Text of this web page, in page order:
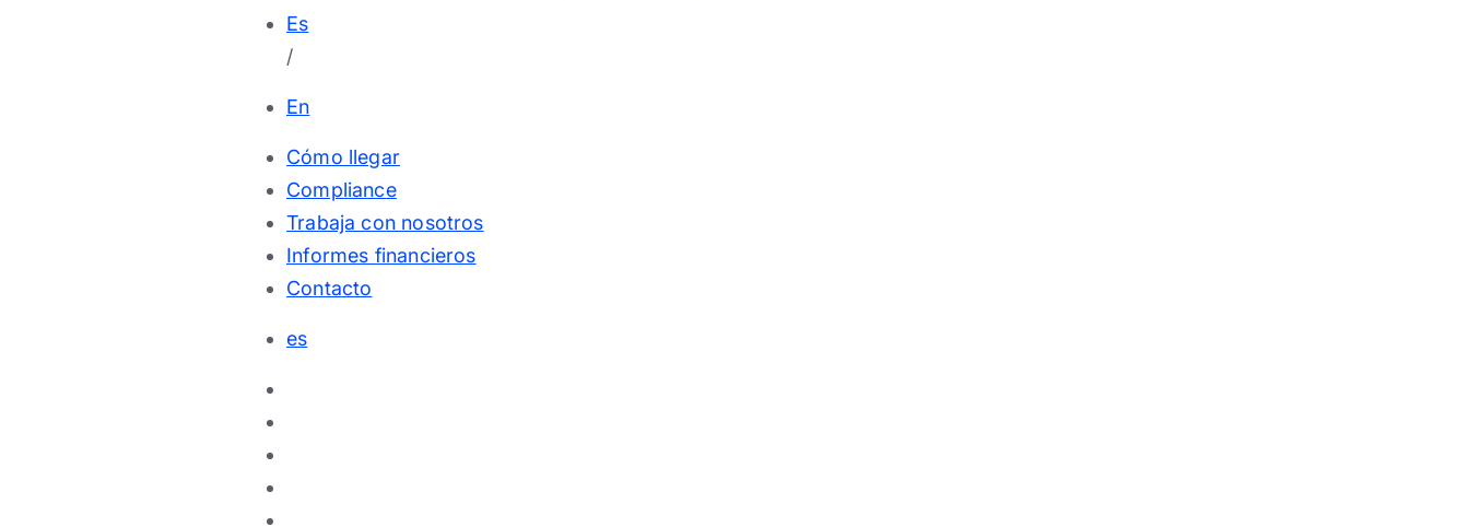
Es
/
En
Cómo llegar
Compliance
Trabaja con nosotros
Informes financieros
Contacto
es